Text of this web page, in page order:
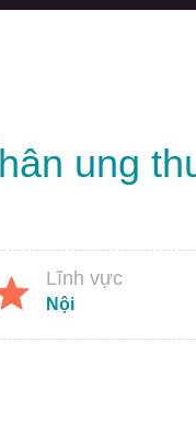
ung
Lĩnh vực
Nội